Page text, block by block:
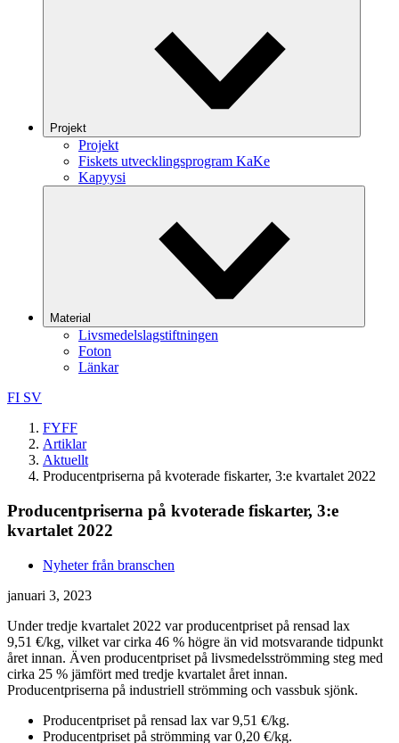
Projekt
Projekt
Fiskets utvecklingsprogram KaKe
Kapyysi
Material
Livsmedelslagstiftningen
Foton
Länkar
FI SV
FYFF
Artiklar
Aktuellt
Producentpriserna på kvoterade fiskarter, 3:e kvartalet 2022
Producentpriserna på kvoterade fiskarter, 3:e
kvartalet 2022
Nyheter från branschen
januari 3, 2023
Under tredje kvartalet 2022 var producentpriset på rensad lax
9,51 €/kg, vilket var cirka 46 % högre än vid motsvarande tidpunkt
året innan. Även producentpriset på livsmedelsströmming steg med
cirka 25 % jämfört med tredje kvartalet året innan.
Producentpriserna på industriell strömming och vassbuk sjönk.
Producentpriset på rensad lax var 9,51 €/kg.
Producentpriset på strömming var 0,20 €/kg.